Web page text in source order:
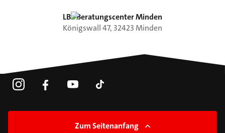
LBS Beratungscenter Minden
Königswall47, 32423Minden
Zum Seitenanfang